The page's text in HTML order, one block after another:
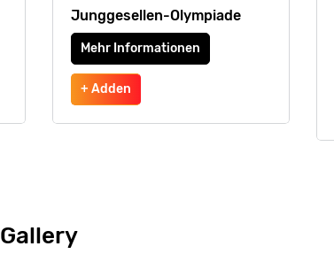
Junggesellen-Olympiade
Mehr Informationen
+ Adden
Gallery